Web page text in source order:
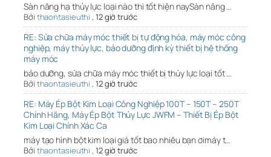
Sàn nâng hạ thủy lực loại nào thì tốt hiện naySàn nâng …
Bởi thaontasieuthi , 12 giờ trước
RE: Sửa chữa máy móc thiết bị tự động hóa, máy móc công
nghiệp, máy thủy lực, bảo dưỡng định kỳ thiết bị hệ thống
máy móc
bảo dưỡng, sửa chữa máy móc thiết bị thủy lực loại tốt …
Bởi thaontasieuthi , 12 giờ trước
RE: Máy Ép Bột Kim Loại Công Nghiệp 100T – 150T – 250T
Chính Hãng, Máy Ép Bột Thủy Lực JWFM – Thiết Bị Ép Bột
Kim Loại Chính Xác Ca
máy tạo hình bột kim loại giá tốt bao nhiêu bạn ơimáy t…
Bởi thaontasieuthi , 12 giờ trước